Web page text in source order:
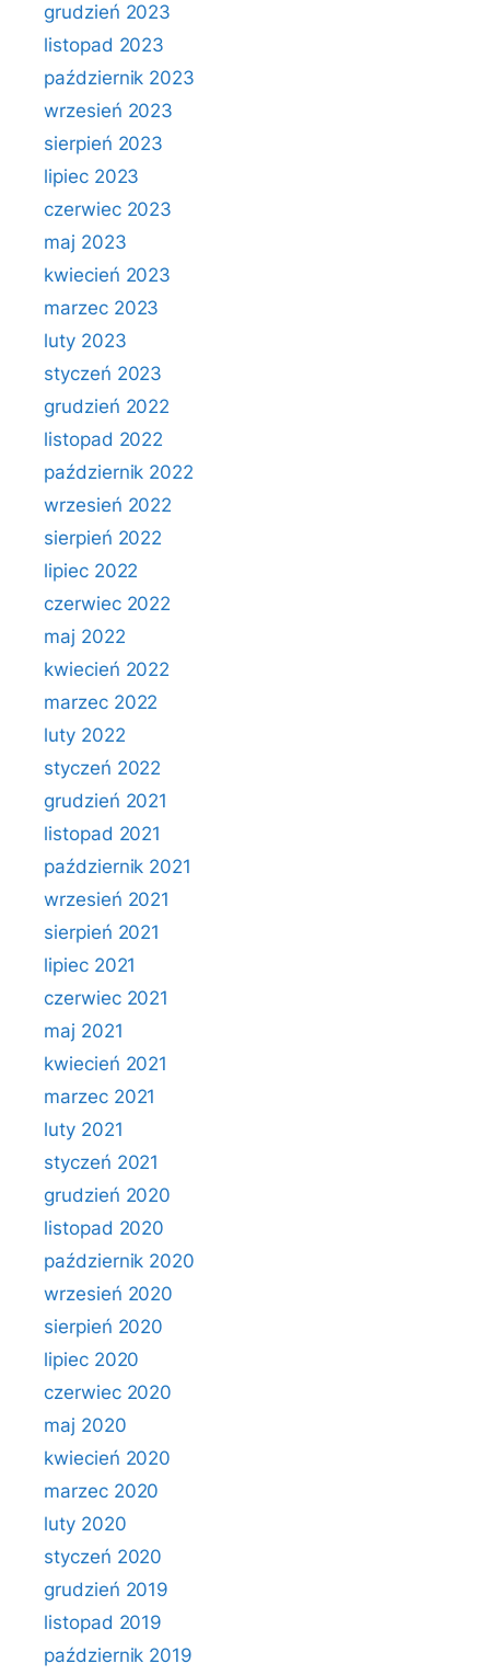
grudzień 2023
listopad 2023
październik 2023
wrzesień 2023
sierpień 2023
lipiec 2023
czerwiec 2023
maj 2023
kwiecień 2023
marzec 2023
luty 2023
styczeń 2023
grudzień 2022
listopad 2022
październik 2022
wrzesień 2022
sierpień 2022
lipiec 2022
czerwiec 2022
maj 2022
kwiecień 2022
marzec 2022
luty 2022
styczeń 2022
grudzień 2021
listopad 2021
październik 2021
wrzesień 2021
sierpień 2021
lipiec 2021
czerwiec 2021
maj 2021
kwiecień 2021
marzec 2021
luty 2021
styczeń 2021
grudzień 2020
listopad 2020
październik 2020
wrzesień 2020
sierpień 2020
lipiec 2020
czerwiec 2020
maj 2020
kwiecień 2020
marzec 2020
luty 2020
styczeń 2020
grudzień 2019
listopad 2019
październik 2019